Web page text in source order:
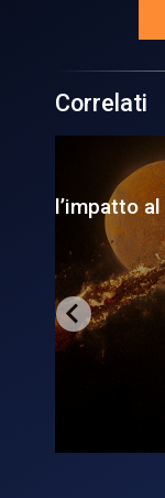
Correlati
Euclid
stelle